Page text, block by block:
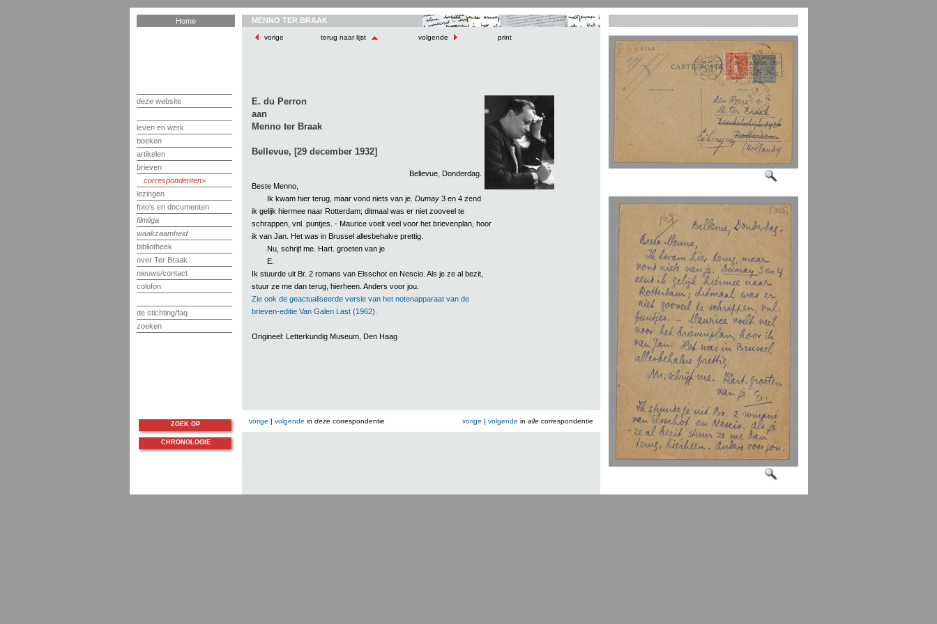
Home
deze website
leven en werk
boeken
artikelen
brieven
correspondenten
lezingen
foto's en documenten
filmliga
waakzaamheid
bibliotheek
over Ter Braak
nieuws/contact
colofon
de stichting/faq
zoeken
MENNO TER BRAAK
vorige terug naar lijst volgende print
E. du Perron
aan
Menno ter Braak
Bellevue, [29 december 1932]
Bellevue, Donderdag.
Beste Menno,
Ik kwam hier terug, maar vond niets van je. Dumay3 en 4 zend
ik gelijk hiermee naar Rotterdam; ditmaal was er niet zooveel te
schrappen, vnl. puntjes. - Maurice voelt veel voor het brievenplan, hoor
ik van Jan. Het was in Brussel allesbehalve prettig.
Nu, schrijf me. Hart. groeten van je
E.
Ik stuurde uit Br. 2 romans van Elsschot en Nescio. Als je ze al bezit,
stuur ze me dan terug, hierheen. Anders voor jou.
Zie ook de geactualiseerde versie van het notenapparaat van de
brieven-editie Van Galen Last (1962).
Origineel: Letterkundig Museum, Den Haag
vorige | volgende in dezecorrespondentie vorige | volgende in allecorrespondentie
ZOEK OP
CHRONOLOGIE